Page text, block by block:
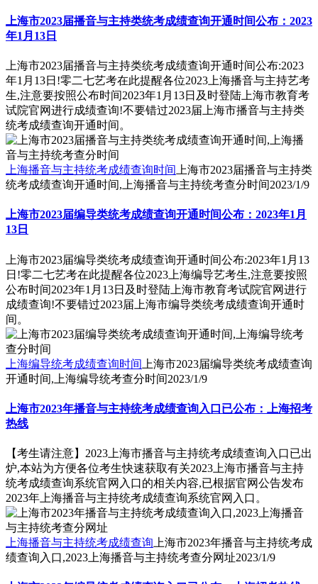
上海市2023届播音与主持类统考成绩查询开通时间公布：2023
年1月13日
上海市2023届播音与主持类统考成绩查询开通时间公布:2023
年1月13日!零二七艺考在此提醒各位2023上海播音与主持艺考
生,注意要按照公布时间2023年1月13日及时登陆上海市教育考
试院官网进行成绩查询!不要错过2023届上海市播音与主持类
统考成绩查询开通时间。
上海播音与主持统考成绩查询时间 上海市2023届播音与主持类
统考成绩查询开通时间,上海播音与主持统考查分时间2023/1/9
上海市2023届编导类统考成绩查询开通时间公布：2023年1月
13日
上海市2023届编导类统考成绩查询开通时间公布:2023年1月13
日!零二七艺考在此提醒各位2023上海编导艺考生,注意要按照
公布时间2023年1月13日及时登陆上海市教育考试院官网进行
成绩查询!不要错过2023届上海市编导类统考成绩查询开通时
间。
上海编导统考成绩查询时间 上海市2023届编导类统考成绩查询
开通时间,上海编导统考查分时间2023/1/9
上海市2023年播音与主持统考成绩查询入口已公布：上海招考
热线
【考生请注意】2023上海市播音与主持统考成绩查询入口已出
炉,本站为方便各位考生快速获取有关2023上海市播音与主持
统考成绩查询系统官网入口的相关内容,已根据官网公告发布
2023年上海播音与主持统考成绩查询系统官网入口。
上海播音与主持统考成绩查询 上海市2023年播音与主持统考成
绩查询入口,2023上海播音与主持统考查分网址2023/1/9